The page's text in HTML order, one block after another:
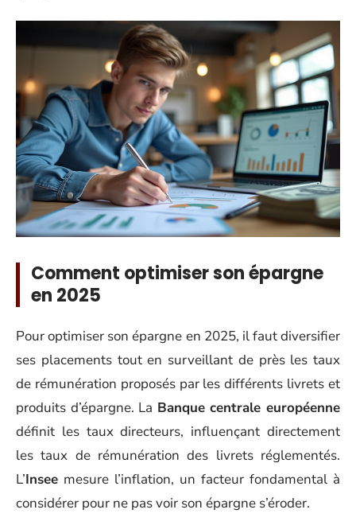
Comment optimiser son épargne
en 2025
Pour optimiser son épargne en 2025, il faut diversifier
ses placements tout en surveillant de près les taux
de rémunération proposés par les différents livrets et
produits d’épargne. La Banque centrale européenne
définit les taux directeurs, influençant directement
les taux de rémunération des livrets réglementés.
L’Insee mesure l’inflation, un facteur fondamental à
considérer pour ne pas voir son épargne s’éroder.